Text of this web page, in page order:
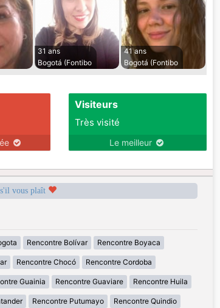
31 ans
Bogotá (Fontibo
41 ans
Bogotá (Fontibo
Visiteurs
Très visité
Le meilleur
vous plaît
Rencontre Bolívar Rencontre Boyaca
Rencontre Chocó Rencontre Cordoba
Guainia Rencontre Guaviare Rencontre Huila
Rencontre Putumayo Rencontre Quindio